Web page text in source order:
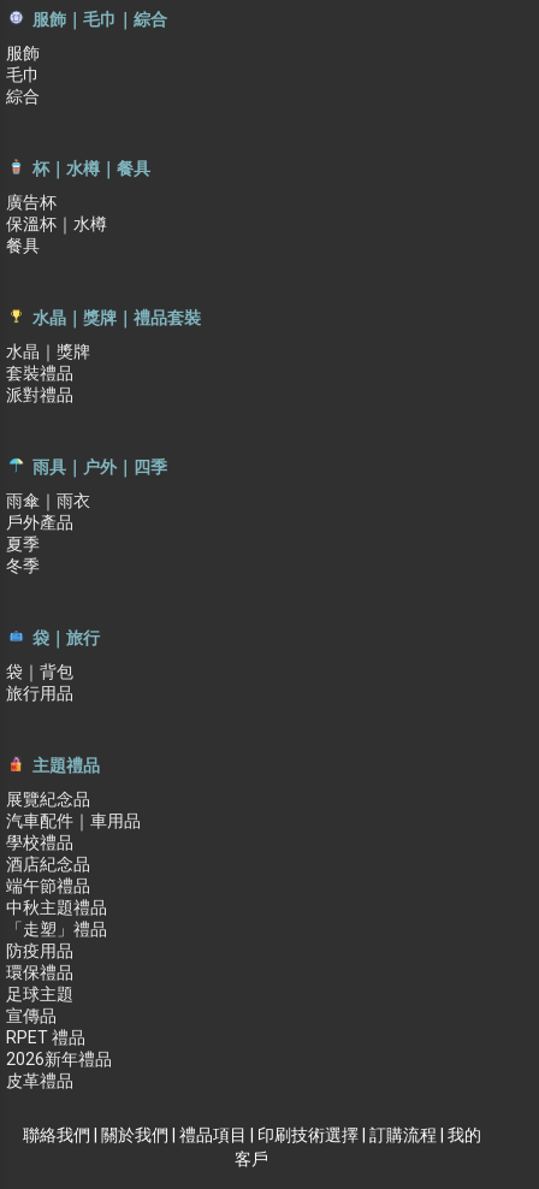
服飾｜毛巾｜綜合
服飾
毛巾
綜合
杯｜水樽｜餐具
廣告杯
保溫杯｜水樽
餐具
水晶｜獎牌｜禮品套裝
水晶｜獎牌
套裝禮品
派對禮品
雨具｜户外｜四季
雨傘｜雨衣
戶外產品
夏季
冬季
袋｜旅行
袋｜背包
旅行用品
主題禮品
展覽紀念品
汽車配件｜車用品
學校禮品
酒店紀念品
端午節禮品
中秋主題禮品
「走塑」禮品
防疫用品
環保禮品
足球主題
宣傳品
RPET 禮品
2026新年禮品
皮革禮品
聯絡我們 關於我們 禮品項目 印刷技術選擇| 訂購流程
我的
客戶